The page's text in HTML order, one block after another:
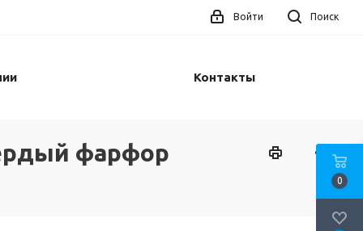
Поиск
Войти
Контакты
фарфор
0